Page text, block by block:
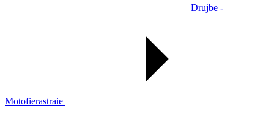
Drujbe -
Motofierastraie